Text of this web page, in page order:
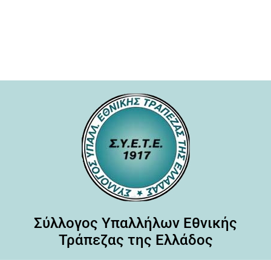
Σύλλογος Υπαλλήλων Εθνικής
Τράπεζας της Ελλάδος